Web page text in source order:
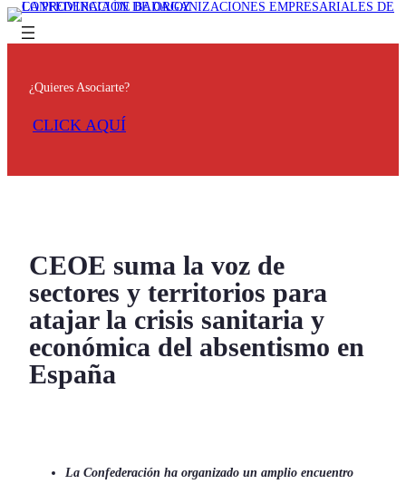
¿Quieres Asociarte?
CLICK AQUÍ
CEOE suma la voz de
sectores y territorios para
atajar la crisis sanitaria y
económica del absentismo en
España
La Confederación ha organizado un amplio encuentro